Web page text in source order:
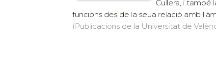
Cullera, i també
funcions des de la seua relació amb
(Publicacions de la Universitat de